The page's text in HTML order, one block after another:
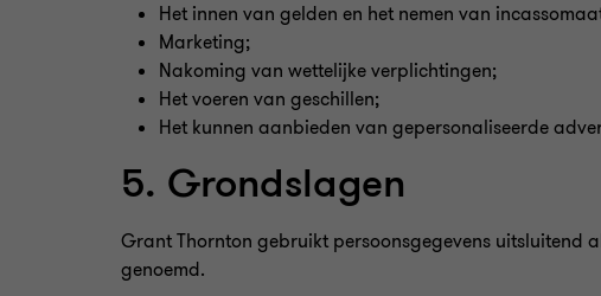
Het innen van gelden en het nemen van
Marketing;
Nakoming van wettelijke verplichtingen;
Het voeren van geschillen;
Het kunnen aanbieden van gepersonaliseerde
5. Grondslagen
Grant Thornton gebruikt persoonsgegevens uitsluitend
genoemd.